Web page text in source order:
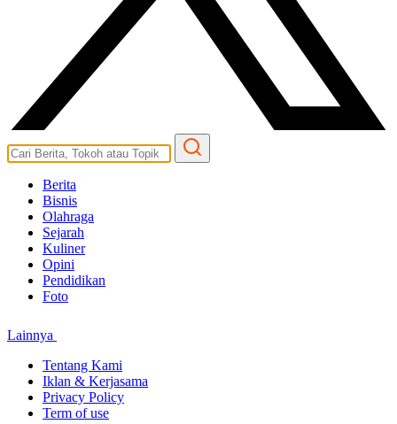
Berita
Bisnis
Olahraga
Sejarah
Kuliner
Opini
Pendidikan
Foto
Lainnya
Tentang Kami
Iklan & Kerjasama
Privacy Policy
Term of use